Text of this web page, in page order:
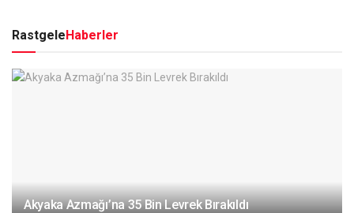
RastgeleHaberler
Akyaka Azmağı’na 35 Bin Levrek Bırakıldı